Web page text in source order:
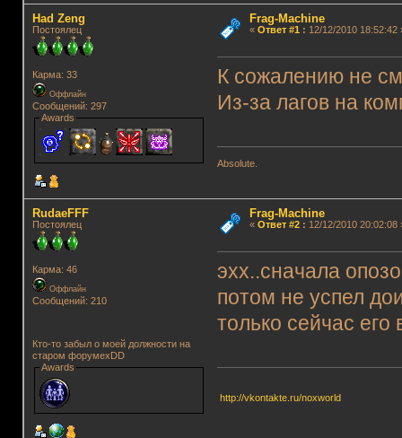
Had Zeng
Постоялец
Карма: 33
Оффлайн
Сообщений: 297
Awards
Frag-Machine
« Ответ #1 : 12/12/2010 18:52:42
К сожалению не
Из-за лагов на
Absolute.
RudaeFFF
Постоялец
Карма: 46
Оффлайн
Сообщений: 210
Кто-то забыл о моей должности на
старом форумеxDD
Awards
Frag-Machine
« Ответ #2: 12/12/2010 20:02:08
эхх..сначала
потом не успел
только сейчас его
http://vkontakte.ru/noxworld